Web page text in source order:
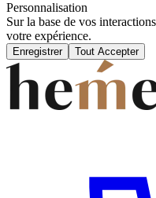
Personnalisation
Sur la base de vos
votre expérience.
Enregistrer Tout Accepter